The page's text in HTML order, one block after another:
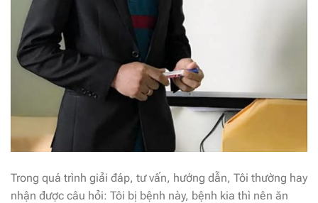
Trong quá trình giải đáp, tư vấn, hướng dẫn, Tôi thường hay
nhận được câu hỏi: Tôi bị bệnh này, bệnh kia thì nên ăn